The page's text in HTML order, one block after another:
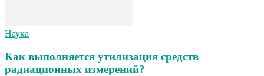
Наука
Как выполняется утилизация средств
радиационных измерений?